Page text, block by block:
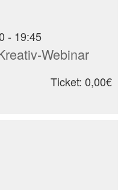
- 19:45
Webinar
Ticket: 0,00€